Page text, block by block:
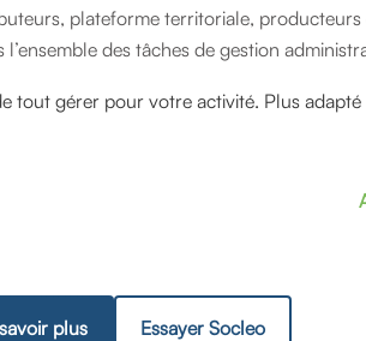
plateforme territoriale,
des tâches de gestion
tout gérer pour votre activité. Plus
plus Essayer Socleo